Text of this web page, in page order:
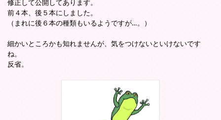
修正して公開してあります。
前４本、後５本にしました。
（まれに後６本の種類もいるようですが…。）
細かいところかも知れませんが、気をつけないといけないです
ね。
反省。